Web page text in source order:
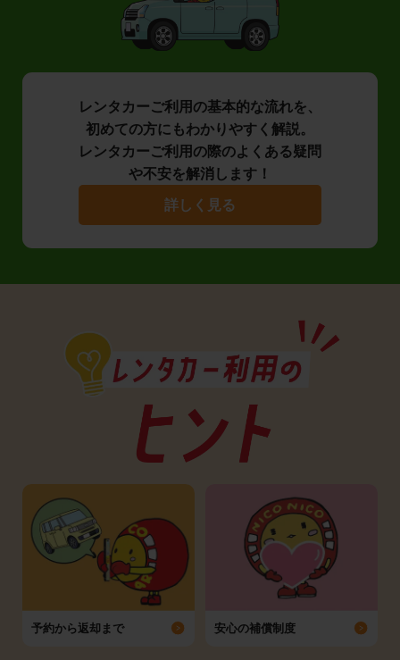
レンタカーご利用の基本的な流れを、
初めての方にもわかりやすく解説。
レンタカーご利用の際のよくある疑問
や不安を解消します！
詳しく見る
予約から返却まで 安心の補償制度